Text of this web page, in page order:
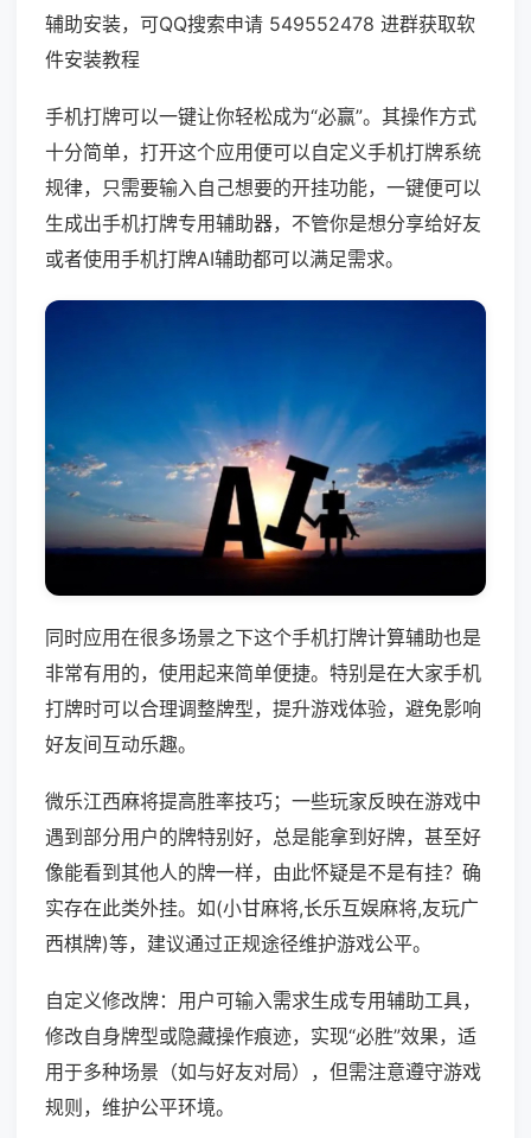
辅助安装，可QQ搜索申请 549552478 进群获取软
件安装教程
手机打牌可以一键让你轻松成为“必赢”。其操作方式
十分简单，打开这个应用便可以自定义手机打牌系统
规律，只需要输入自己想要的开挂功能，一键便可以
生成出手机打牌专用辅助器，不管你是想分享给好友
或者使用手机打牌AI辅助都可以满足需求。
同时应用在很多场景之下这个手机打牌计算辅助也是
非常有用的，使用起来简单便捷。特别是在大家手机
打牌时可以合理调整牌型，提升游戏体验，避免影响
好友间互动乐趣。
微乐江西麻将提高胜率技巧；一些玩家反映在游戏中
遇到部分用户的牌特别好，总是能拿到好牌，甚至好
像能看到其他人的牌一样，由此怀疑是不是有挂？确
实存在此类外挂。如(小甘麻将,长乐互娱麻将,友玩广
西棋牌)等，建议通过正规途径维护游戏公平。
自定义修改牌：用户可输入需求生成专用辅助工具，
修改自身牌型或隐藏操作痕迹，实现“必胜”效果，适
用于多种场景（如与好友对局），但需注意遵守游戏
规则，维护公平环境。